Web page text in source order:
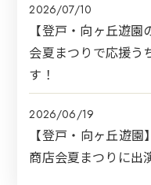
2026/07/10
【登戸・向ヶ丘遊
会夏まつりで応援う
す！
2026/06/19
【登戸・向ヶ丘遊
商店会夏まつりに出